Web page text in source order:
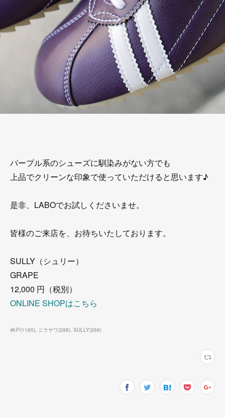
パープル系のシューズに馴染みがない方でも
上品でクリーンな印象で使っていただけると思います♪
是非、LABOでお試しくださいませ。
皆様のご来店を、お待ちいたしております。
SULLY（シュリー）
GRAPE
12,000 円（税別）
ONLINE SHOPはこちら
神戸(1165) ニラサワ(288) SULLY(266)